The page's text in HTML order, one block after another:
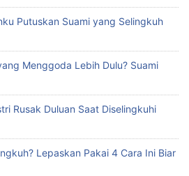
Putuskan Suami yang Selingkuh
Menggoda Lebih Dulu? Suami
Rusak Duluan Saat Diselingkuhi
Lepaskan Pakai 4 Cara Ini Biar